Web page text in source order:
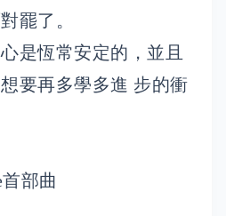
罷了。
是恆常安定的，並且
要再多學多進 步的衝
部曲